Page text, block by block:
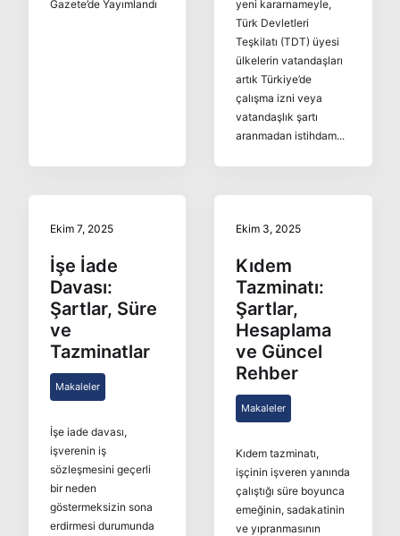
Gazete’de Yayımlandı
yeni kararnameyle,
Türk Devletleri
Teşkilatı (TDT) üyesi
ülkelerin vatandaşları
artık Türkiye’de
çalışma izni veya
vatandaşlık şartı
aranmadan istihdam...
Ekim 7, 2025
İşe İade
Davası:
Şartlar, Süre
ve
Tazminatlar
Makaleler
İşe iade davası,
işverenin iş
sözleşmesini geçerli
bir neden
göstermeksizin sona
erdirmesi durumunda
Ekim 3, 2025
Kıdem
Tazminatı:
Şartlar,
Hesaplama
ve Güncel
Rehber
Makaleler
Kıdem tazminatı,
işçinin işveren yanında
çalıştığı süre boyunca
emeğinin, sadakatinin
ve yıpranmasının